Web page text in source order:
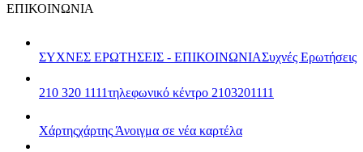
ΕΠΙΚΟΙΝΩΝΙΑ
ΣΥΧΝΕΣ ΕΡΩΤΗΣΕΙΣ - ΕΠΙΚΟΙΝΩΝΙΑΣυχνές Ερωτήσεις
210 320 1111τηλεφωνικό κέντρο 2103201111
Χάρτηςχάρτης Άνοιγμα σε νέα καρτέλα